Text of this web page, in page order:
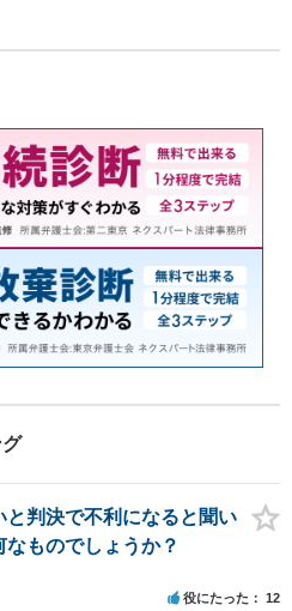
く対応しております
【JR佐賀駅1分】
相談可】
判決で不利になると聞い
ものでしょうか？
役にたった 12